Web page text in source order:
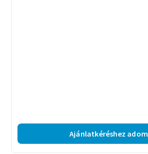
Ajánlatkéréshez adom